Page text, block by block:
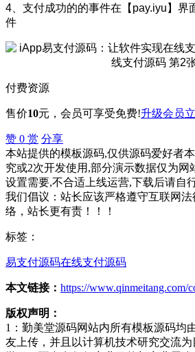
4、支付成功的的事件在【pay.iyu】界
件
付费资源
售价10元 ，会员可享受免费!升级会员
赞 0 赏 分享
本站提供的模板源码,仅供源码爱好者
究或2次开发使用,部分演示数据仅为网
设置需要,不合适上线运营,下载后请自
我们倡议：站长应该严格遵守互联网法
络，站长更有责！！！
标签：
易支付源码在线支付源码
本文链接： https://www.qinmeitang.com/
版权声明：
1：勤美堂源码网站内所有模板源码均
友上传，并且以计算机技术研究交流为